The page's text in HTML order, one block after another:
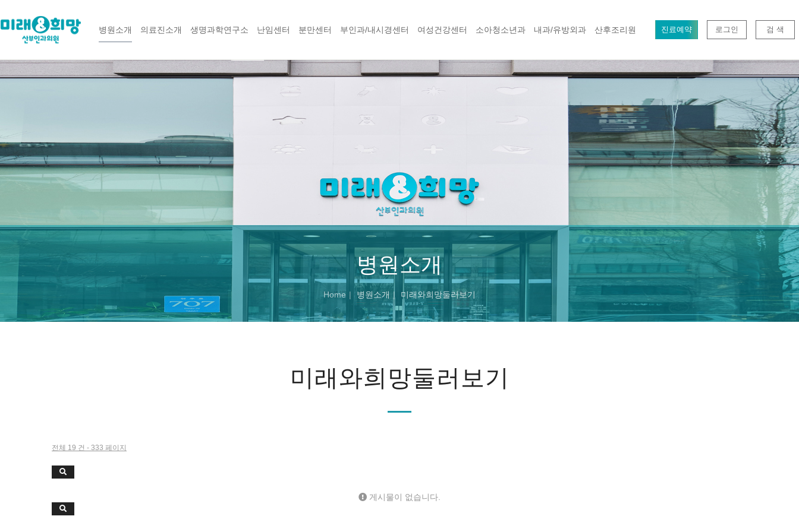
병원소개 의료진소개 생명과학연구소 난임센터 분만센터 부인과/내시경센터 여성건강센터 소아청소년과 내과/유방외과 산후조리원 진료예약 로그인 검 색
병원소개
Home 병원소개 미래와희망둘러보기
미래와희망둘러보기
전체 19 건 - 333 페이지
게시물이 없습니다.